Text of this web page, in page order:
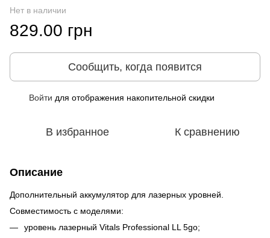
Нет в наличии
829.00 грн
Сообщить, когда появится
Войти для отображения накопительной скидки
В избранное К сравнению
Описание
Дополнительный аккумулятор для лазерных уровней.
Совместимость с моделями:
уровень лазерный Vitals Professional LL 5go;